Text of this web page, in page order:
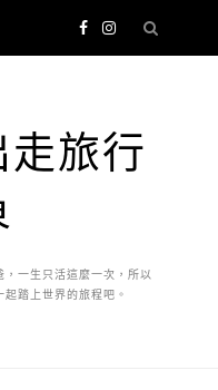
旅行
一生只活這麼一次，所以
踏上世界的旅程吧。